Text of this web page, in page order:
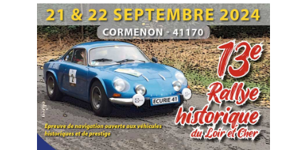
RALLYE
MONTAGNE
EVÈNEMENTS
CALENDRIER
FOCUS